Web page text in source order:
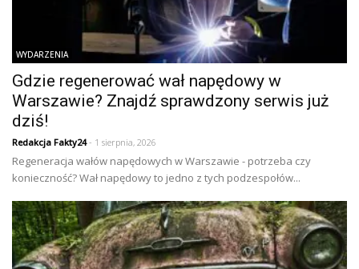
WYDARZENIA
Gdzie regenerować wał napędowy w
Warszawie? Znajdź sprawdzony serwis już
dziś!
Redakcja Fakty24- 1 sierpnia, 2026
Regeneracja wałów napędowych w Warszawie - potrzeba czy
konieczność? Wał napędowy to jedno z tych podzespołów...